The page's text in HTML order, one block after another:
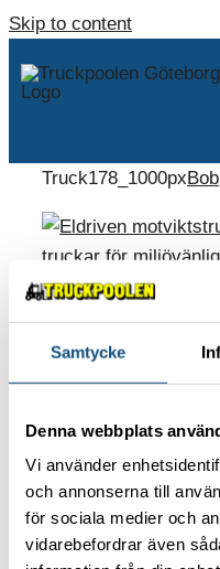
Samtycke
Denna webbplats
Vi använder
och annonserna till
för sociala medier och
vidarebefordrar även
Skip to content
Truck178_1000pxBob